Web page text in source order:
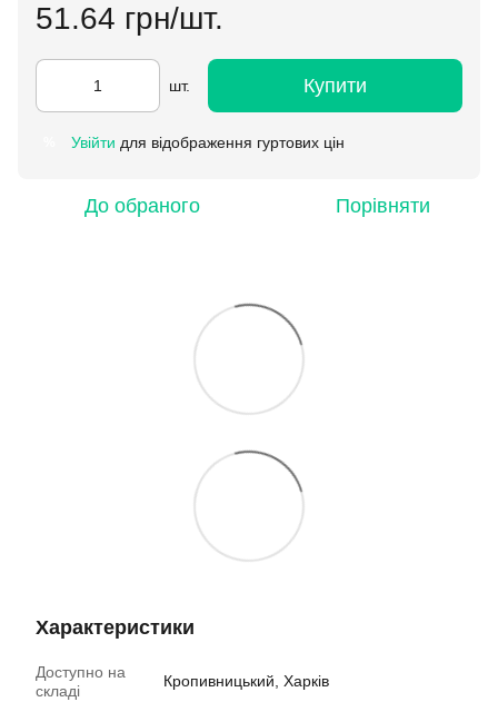
51.64 грн/шт.
шт. Купити
Увійти для відображення гуртових цін
До обраного Порівняти
Характеристики
Доступно на
складі
Кропивницький, Харків